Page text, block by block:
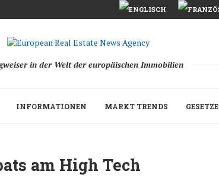
der Logistikflächen Analyse 2026
in der Welt der europäischen Immobilien
INFORMATIONEN MARKT TRENDS GESETZE
am High Tech